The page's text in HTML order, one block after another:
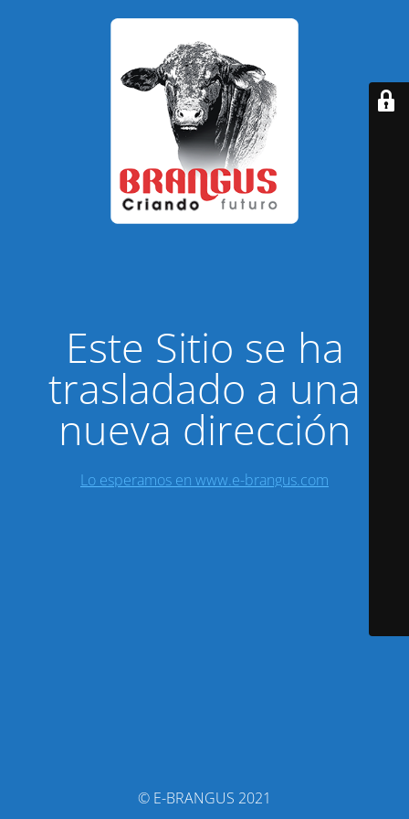
Este Sitio se ha
trasladado a una
nueva dirección
Lo esperamos en www.e-brangus.com
© E-BRANGUS 2021